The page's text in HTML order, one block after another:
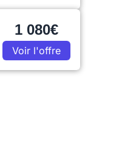
1 080€
Voir l'offre